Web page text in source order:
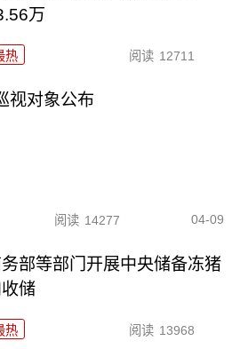
万
热 阅读 12711
视对象公布
阅读 14277 04-09
部等部门开展中央储备冻猪
收储
热 阅读 13968